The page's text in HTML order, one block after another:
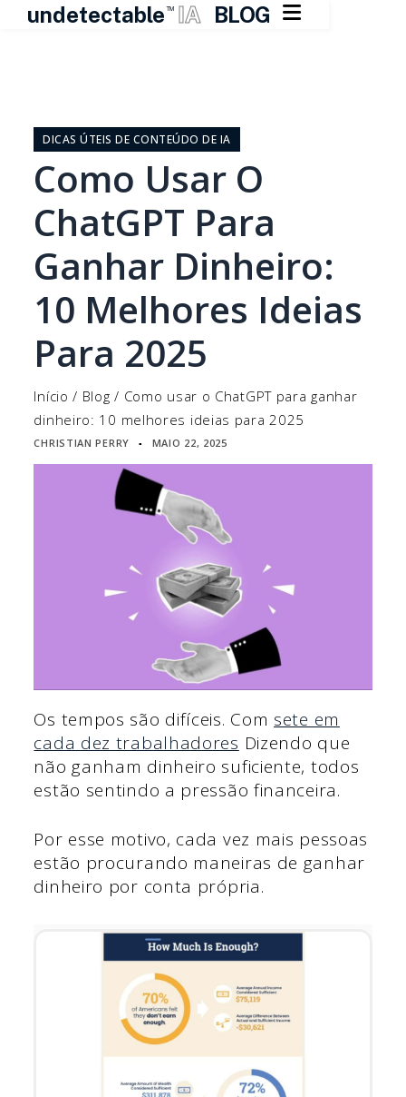
undetectable TM IA BLOG 
conteúdo
DICAS ÚTEIS DE CONTEÚDO DE IA
Como Usar O
ChatGPT Para
Ganhar Dinheiro:
10 Melhores Ideias
Para 2025
Início / Blog / Como usar o ChatGPT para ganhar
dinheiro: 10 melhores ideias para 2025
CHRISTIAN PERRY ▪ MAIO 22, 2025
Os tempos são difíceis. Com sete em
cada dez trabalhadores Dizendo que
não ganham dinheiro suficiente, todos
estão sentindo a pressão financeira.
Por esse motivo, cada vez mais pessoas
estão procurando maneiras de ganhar
dinheiro por conta própria.